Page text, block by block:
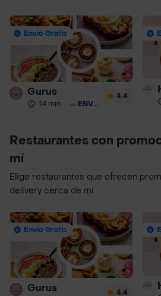
Envío Gratis
Gurus
14 min · ENVÍO GRATIS
4.4
Restaurantes con
mí
Elige restaurantes que ofrecen
delivery cerca de mí
Envío Gratis
Gurus 4.4